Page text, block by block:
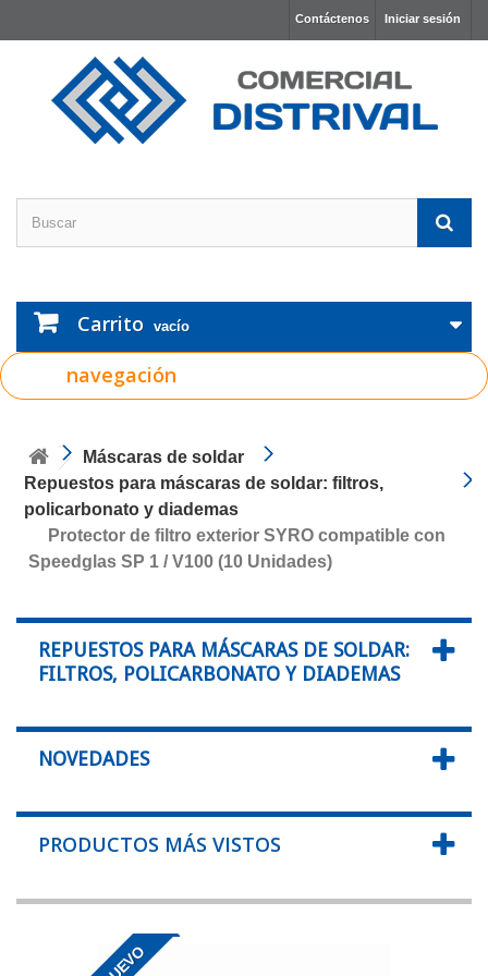
Iniciar sesión
Contáctenos
Carrito vacío
navegación
Máscaras de soldar
Repuestos para máscaras de soldar: filtros,
policarbonato y diademas
Protector de filtro exterior SYRO compatible con
Speedglas SP 1 / V100 (10 Unidades)
REPUESTOS PARA MÁSCARAS DE SOLDAR:
FILTROS, POLICARBONATO Y DIADEMAS
NOVEDADES
PRODUCTOS MÁS VISTOS